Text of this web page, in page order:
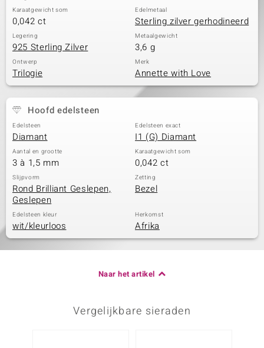
Karaatgewicht som
0,042 ct
Edelmetaal
Sterling zilver gerhodineerd
Legering
925 Sterling Zilver
Metaalgewicht
3,6 g
Ontwerp
Trilogie
Merk
Annette with Love
Hoofd edelsteen
Edelsteen
Diamant
Edelsteen exact
I1 (G) Diamant
Aantal en grootte
3 à 1,5 mm
Karaatgewicht som
0,042 ct
Slijpvorm
Rond Brilliant Geslepen,
Geslepen
Zetting
Bezel
Edelsteen kleur
wit/kleurloos
Herkomst
Afrika
Naar het artikel
Vergelijkbare sieraden